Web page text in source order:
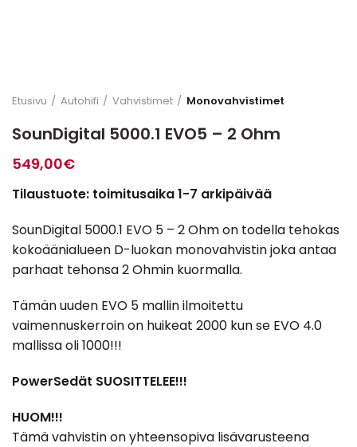
Etusivu Autohifi Vahvistimet Monovahvistimet
SounDigital 5000.1 EVO5 – 2 Ohm
549,00€
Tilaustuote: toimitusaika 1-7 arkipäivää
SounDigital 5000.1 EVO 5 – 2 Ohm on todella tehokas
kokoäänialueen D-luokan monovahvistin joka antaa
parhaat tehonsa 2 Ohmin kuormalla.
Tämän uuden EVO 5 mallin ilmoitettu
vaimennuskerroin on huikeat 2000 kun se EVO 4.0
mallissa oli 1000!!!
PowerSedät SUOSITTELEE!!!
HUOM!!!
Tämä vahvistin on yhteensopiva lisävarusteena